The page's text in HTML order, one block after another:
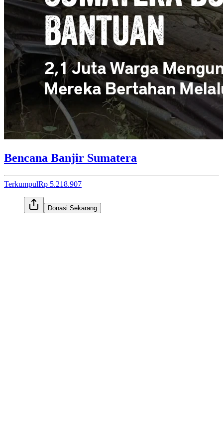
Bencana Banjir Sumatera
TerkumpulRp 5.218.907
Donasi Sekarang